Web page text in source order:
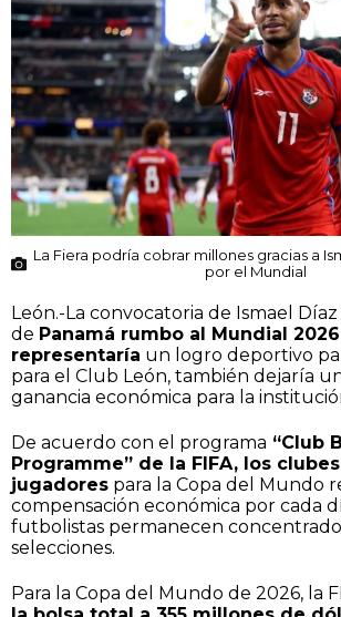
La Fiera podría cobrar millones gracias a
por el Mundial
León.-La convocatoria de Ismael
de Panamá rumbo al Mundial
representaría un logro deportivo
para el Club León, también dejaría
ganancia económica para la
De acuerdo con el programa “Club
Programme” de la FIFA, los
jugadores para la Copa del Mundo
compensación económica por cada
futbolistas permanecen
selecciones.
Para la Copa del Mundo de 2026, la